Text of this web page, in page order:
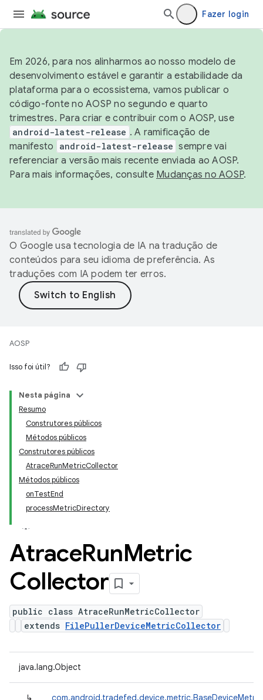
Fazer login
Em 2026, para nos alinharmos ao nosso modelo de
desenvolvimento estável e garantir a estabilidade da
plataforma para o ecossistema, vamos publicar o
código-fonte no AOSP no segundo e quarto
trimestres. Para criar e contribuir com o AOSP, use
android-latest-release . A ramificação de
manifesto
android-latest-release sempre vai
referenciar a versão mais recente enviada ao AOSP.
Para mais informações, consulte Mudanças no AOSP.
O Google usa tecnologia de IA na tradução de
conteúdos para seu idioma de preferência. As
traduções com IA podem ter erros.
AOSP
Isso foi útil?
Nesta página
Resumo
Construtores públicos
Métodos públicos
Construtores públicos
AtraceRunMetricCollector
Métodos públicos
onTestEnd
processMetricDirectory
AtraceRunMetric
Collector
public class AtraceRunMetricCollector
extends FilePullerDeviceMetricCollector
java.lang.Object
↳